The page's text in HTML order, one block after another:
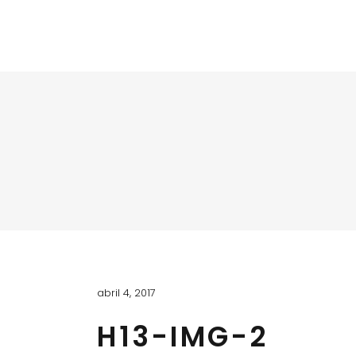
abril 4, 2017
H13-IMG-2